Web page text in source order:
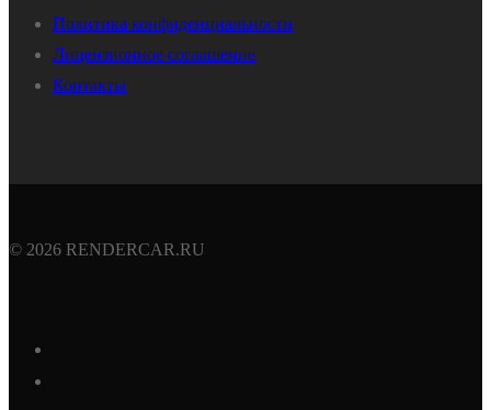
Политика конфиденциальности
Лицензионное соглашение
Контакты
© 2026 RENDERCAR.RU